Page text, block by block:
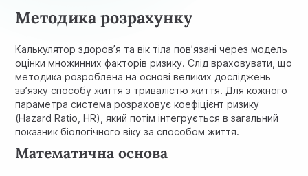
Методика розрахунку
Калькулятор здоров’я та вік тіла пов’язані через модель
оцінки множинних факторів ризику. Слід враховувати, що
методика розроблена на основі великих досліджень
зв’язку способу життя з тривалістю життя. Для кожного
параметра система розраховує коефіцієнт ризику
(Hazard Ratio, HR), який потім інтегрується в загальний
показник біологічного віку за способом життя.
Математична основа